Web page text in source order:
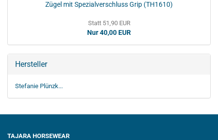
Zügel mit Spezialverschluss Grip (TH1610)
Statt 51,90 EUR
Nur 40,00 EUR
Hersteller
Stefanie Plünzk...
TAJARA HORSEWEAR